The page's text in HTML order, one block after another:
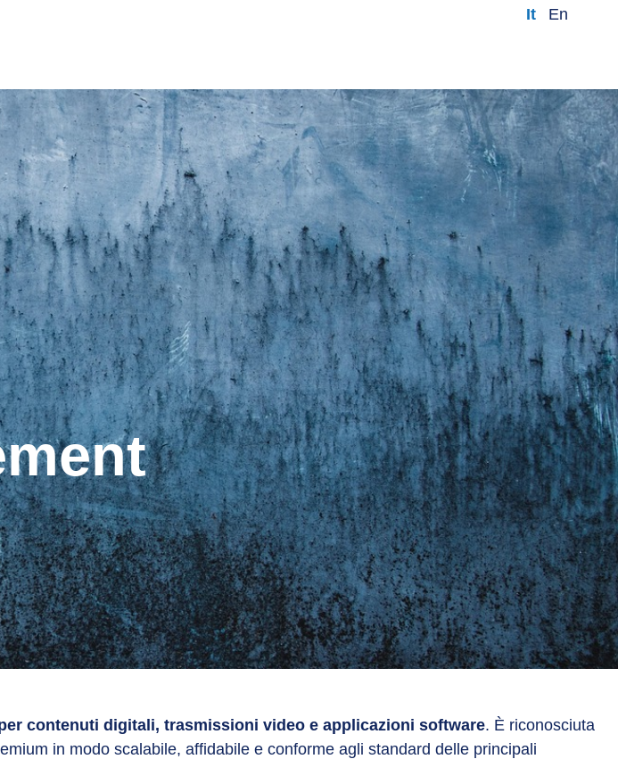
it en
contenuti digitali, trasmissioni video e applicazioni software. È riconosciuta
in modo scalabile, affidabile e conforme agli standard delle principali